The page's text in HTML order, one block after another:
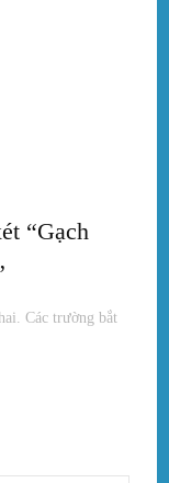
“Gạch
Các trường bắt